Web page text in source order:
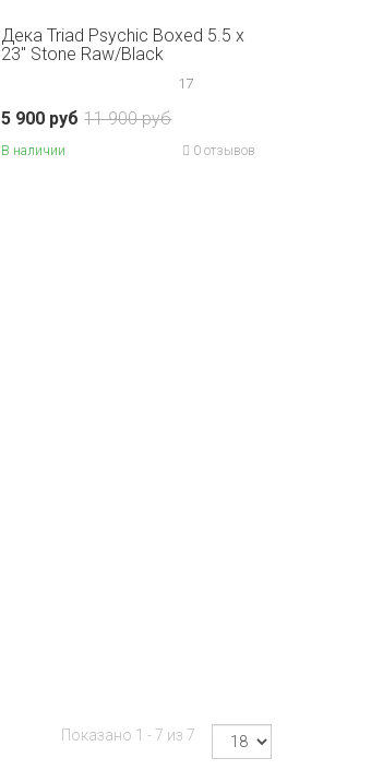
Дека Triad Psychic Boxed 5.5 x
23" Stone Raw/Black
17
11 900 руб
5 900 руб
В наличии 0 отзывов
Показано 1 - 7 из 7